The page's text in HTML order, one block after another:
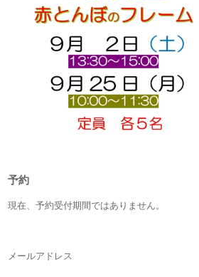
予約
現在、予約受付期間ではありません。
メールアドレス